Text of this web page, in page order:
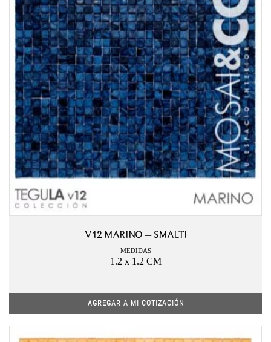
V12 MARINO – SMALTI
MEDIDAS
1.2 x 1.2 CM
AGREGAR A MI COTIZACIÓN